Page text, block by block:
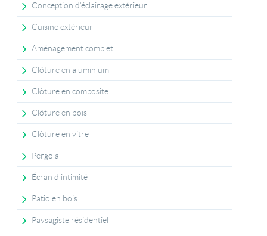
Conception d’éclairage extérieur
Cuisine extérieur
Aménagement complet
Clôture en aluminium
Clôture en composite
Clôture en bois
Clôture en vitre
Pergola
Écran d'intimité
Patio en bois
Paysagiste résidentiel